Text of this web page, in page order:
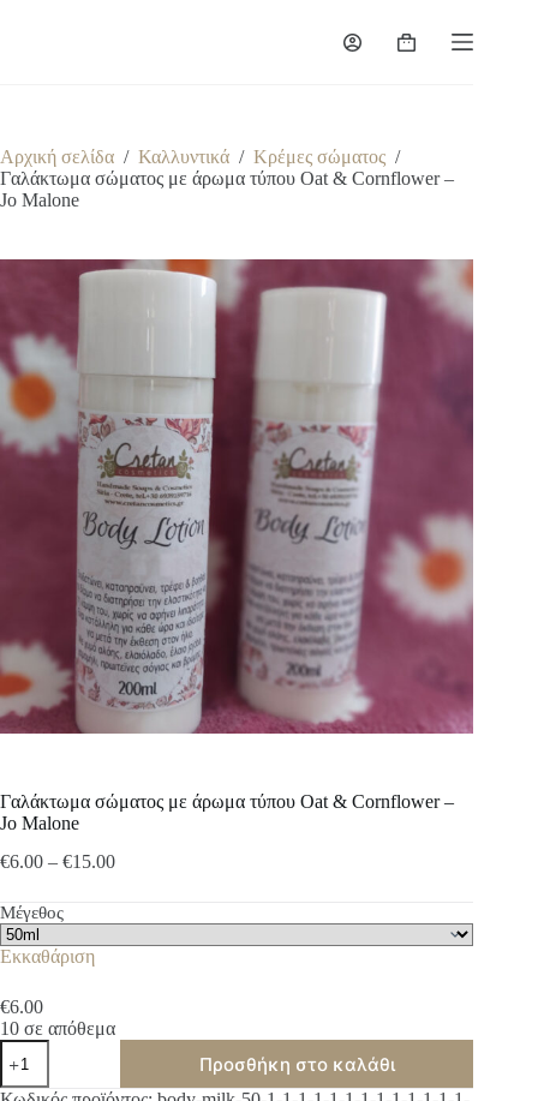
Καλάθι
Αρχική σελίδα / Καλλυντικά / Κρέμες σώματος /
Γαλάκτωμα σώματος με άρωμα τύπου Oat & Cornflower –
Jo Malone
Γαλάκτωμα σώματος με άρωμα τύπου Oat & Cornflower –
Jo Malone
€6.00 – €15.00Price
through
€15.00
Μέγεθος
Εκκαθάριση
€6.00
10 σε απόθεμα
Γαλάκτωμα
σώματος
με
Προσθήκη στο καλάθι